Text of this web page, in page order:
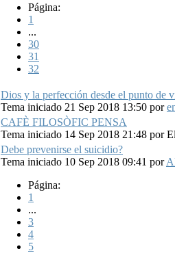
Página:
1
...
30
31
32
Dios y la perfección desde el punto de
Tema iniciado 21 Sep 2018 13:50 por
CAFÈ FILOSÒFIC PENSA
Tema iniciado 14 Sep 2018 21:48 por
Debe prevenirse el suicidio?
Tema iniciado 10 Sep 2018 09:41 por
Página:
1
...
3
4
5